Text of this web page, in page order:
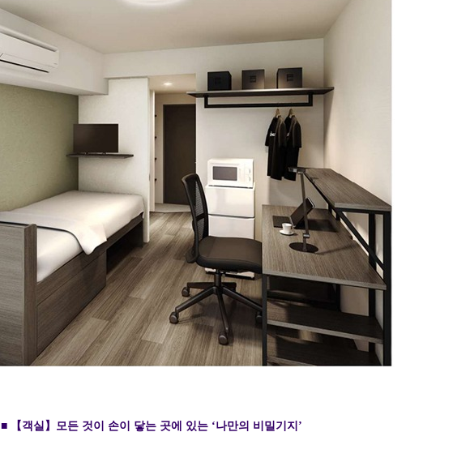
■ 【객실】모든 것이 손이 닿는 곳에 있는 ‘나만의 비밀기지’